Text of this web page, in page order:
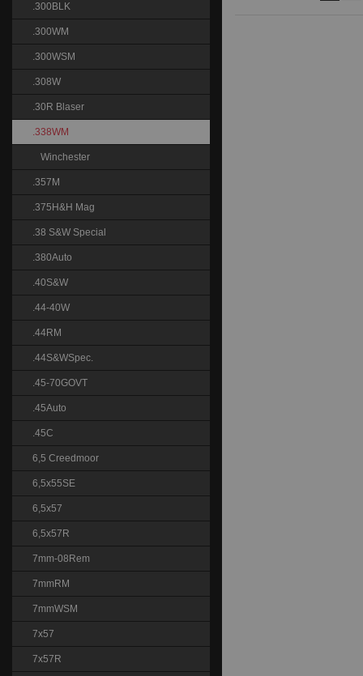
.300BLK
.300WM
.300WSM
.308W
.30R Blaser
.338WM
Winchester
.357M
.375H&H Mag
.38 S&W Special
.380Auto
.40S&W
.44-40W
.44RM
.44S&WSpec.
.45-70GOVT
.45Auto
.45C
6,5 Creedmoor
6,5x55SE
6,5x57
6,5x57R
7mm-08Rem
7mmRM
7mmWSM
7x57
7x57R